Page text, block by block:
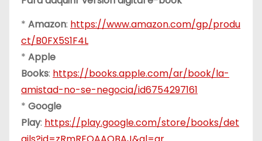
* Amazon: https://www.amazon.com/gp/produ
ct/B0FX5S1F4L
* Apple
Books: https://books.apple.com/ar/book/la-
amistad-no-se-negocia/id6754297161
* Google
Play: https://play.google.com/store/books/det